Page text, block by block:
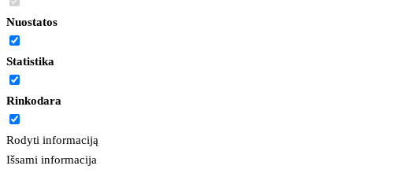
Nuostatos
Statistika
Rinkodara
Rodyti informaciją
Išsami informacija